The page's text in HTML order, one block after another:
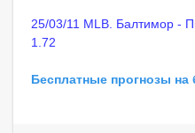
25/03/11 MLB. Балтимор -
1.72
Бесплатные прогнозы на